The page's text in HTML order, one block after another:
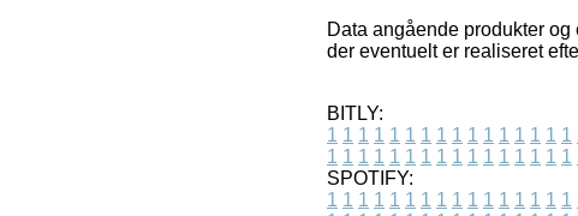
Data angående produkter
der eventuelt er realiseret
BITLY:
1 1 1 1 1 1 1 1 1 1 1 1 1 1 1 1
1 1 1 1 1 1 1 1 1 1 1 1 1 1 1 1
SPOTIFY:
1 1 1 1 1 1 1 1 1 1 1 1 1 1 1 1